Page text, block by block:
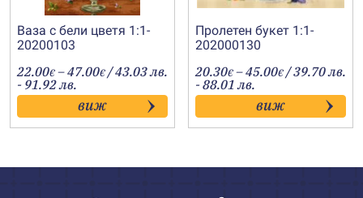
Ваза с бели цветя 1:1-
20200103
22.00€ –47.00€Price
range:
22.00€
through
47.00€
/ 43.03 лв.
- 91.92 лв.
виж
Пролетен букет 1:1-
202000130
20.30€ –45.00€Price
range:
20.30€
through
45.00€
/ 39.70 лв.
- 88.01 лв.
виж